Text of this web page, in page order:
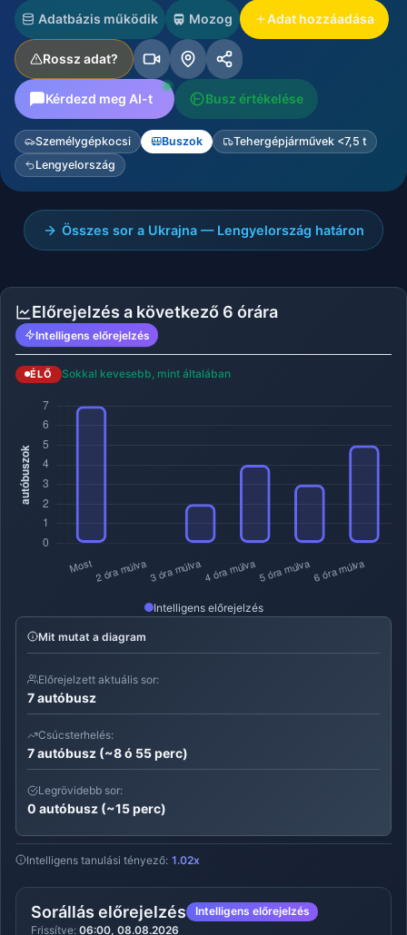
Adatbázis működik Mozog Adat hozzáadása
Rossz adat?
Kérdezd meg AI-t Busz értékelése
Személygépkocsi Buszok
Tehergépjárművek <7,5 t
Lengyelország
Összes sor a Ukrajna — Lengyelország határon
Előrejelzés a következő 6 órára
Intelligens előrejelzés
ÉLŐ Sokkal kevesebb, mint általában
Intelligens előrejelzés
Mit mutat a diagram
Előrejelzett aktuális sor:
7 autóbusz
Csúcsterhelés:
7 autóbusz (~8 ó 55 perc)
Legrövidebb sor:
0 autóbusz (~15 perc)
Intelligens tanulási tényező: 1.02x
Sorállás előrejelzés
Intelligens előrejelzés
Frissítve: 06:00, 08.08.2026